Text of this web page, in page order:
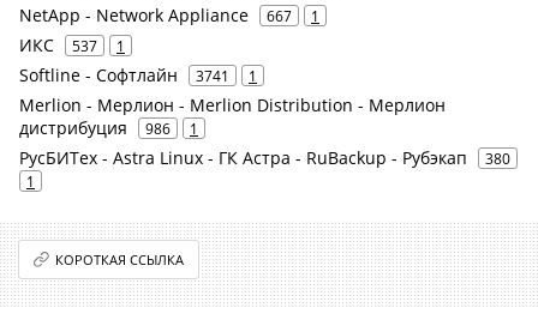
NetApp - Network Appliance 667 1
ИКС 537 1
Softline - Софтлайн 3741 1
Merlion - Мерлион - Merlion Distribution - Мерлион
дистрибуция
986 1
РусБИТех - Astra Linux - ГК Астра - RuBackup - Рубэкап
380
1
КОРОТКАЯ ССЫЛКА